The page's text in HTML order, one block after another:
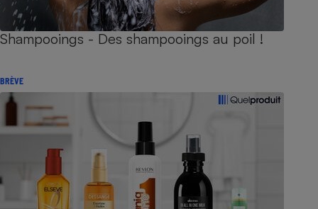
Shampooings - Des shampooings au poil !
BRÈVE